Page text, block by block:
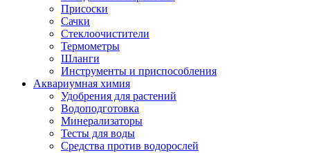
Присоски
Сачки
Стеклоочистители
Термометры
Шланги
Инструменты и приспособления
Аквариумная химия
Удобрения для растений
Водоподготовка
Минерализаторы
Тесты для воды
Средства против водорослей